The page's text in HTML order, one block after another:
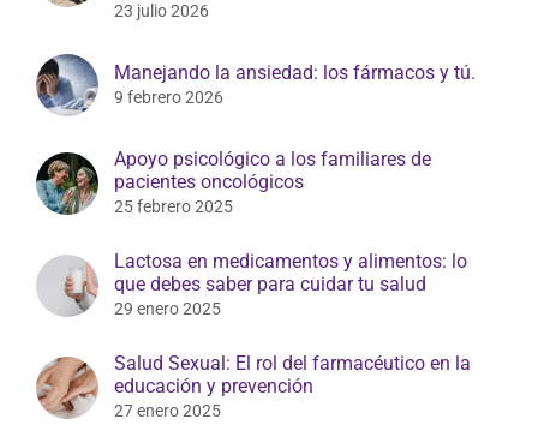
23 julio 2026
Manejando la ansiedad: los fármacos y tú.
9 febrero 2026
Apoyo psicológico a los familiares de
pacientes oncológicos
25 febrero 2025
Lactosa en medicamentos y alimentos: lo
que debes saber para cuidar tu salud
29 enero 2025
Salud Sexual: El rol del farmacéutico en la
educación y prevención
27 enero 2025